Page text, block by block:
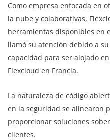
Como empresa enfocada en
la nube y colaborativas,
herramientas disponibles en
llamó su atención debido a
capacidad para ser alojado
Flexcloud en Francia.
La naturaleza de código
en la seguridad se alinearon
proporcionar soluciones
clientes.